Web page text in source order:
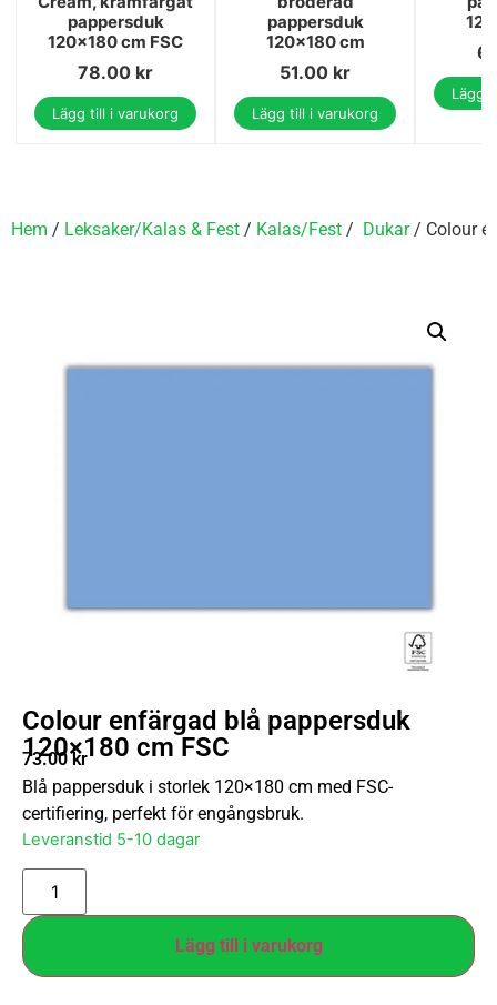
pappersduk
120x180 cm FSC
78.00 kr
Lägg till i varukorg
pappersduk
120x180 cm
51.00 kr
Lägg till i varukorg
Lägg
Hem / Leksaker/Kalas & Fest / Kalas/Fest / Dukar/ Colour
Colour enfärgad blå pappersduk
120×180 cm FSC
73.00kr
Blå pappersduk i storlek 120×180 cm med FSC-
certifiering, perfekt för engångsbruk.
Leveranstid 5-10 dagar
Lägg till i varukorg